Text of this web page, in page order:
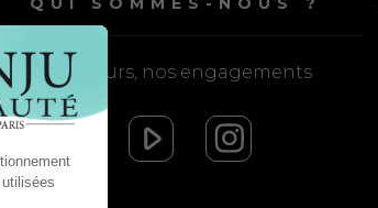
Nos valeurs, nos engagements